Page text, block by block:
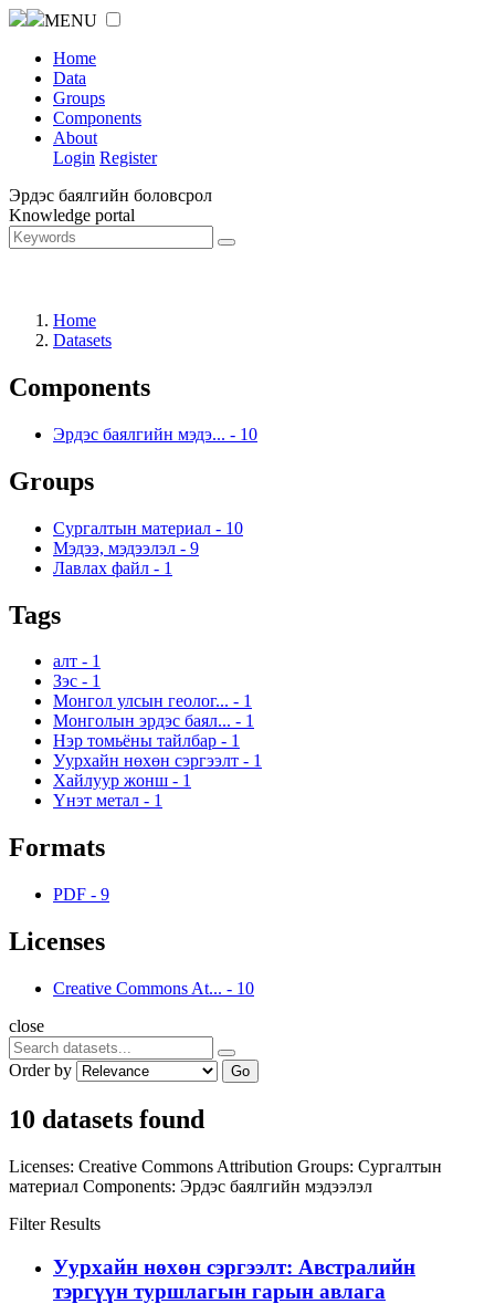
MENU
Home
Data
Groups
Components
About
Login Register
Эрдэс баялгийн боловсрол
Knowledge portal
Home
Datasets
Components
Эрдэс баялгийн мэдэ... - 10
Groups
Сургалтын материал - 10
Мэдээ, мэдээлэл - 9
Лавлах файл - 1
Tags
алт - 1
Зэс - 1
Монгол улсын геолог... - 1
Монголын эрдэс баял... - 1
Нэр томьёны тайлбар - 1
Уурхайн нөхөн сэргээлт - 1
Хайлуур жонш - 1
Үнэт метал - 1
Formats
PDF - 9
Licenses
Creative Commons At... - 10
close
Order by Go
10 datasets found
Licenses: Creative Commons Attribution Groups: Сургалтын
материал Components: Эрдэс баялгийн мэдээлэл
Filter Results
Уурхайн нөхөн сэргээлт: Австралийн
тэргүүн туршлагын гарын авлага